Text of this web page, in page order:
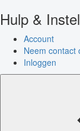
Hulp &
Account
Neem contact
Inloggen